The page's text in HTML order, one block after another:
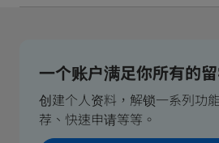
一个账户满足你所有的
创建个人资料，解锁一系列功
荐、快速申请等等。